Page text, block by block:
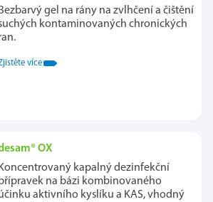
Bezbarvý gel na rány na zvlhčení a čištění
kontaminovaných chronických
více
OX
Koncentrovaný kapalný dezinfekční
na bázi kombinovaného
aktivního kyslíku a KAS, vhodný